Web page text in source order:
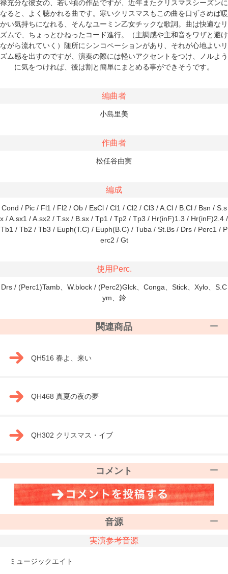
禄充分な彼女の、若い頃の作品ですが、近年またクリスマスシーズンに
なると、よく聴かれる曲です。寒いクリスマスもこの曲を口ずさめば暖
かい気持ちになれる、そんなユーミン乙女チックな歌詞。曲は快適なリ
ズムで、ちょっとひねったコード進行。（主調感や主和音をワザと避け
ながら流れていく）随所にシンコペーションがあり、それが心地よいリ
ズム感を出すのですが、演奏の際には軽いアクセントをつけ、ノルよう
に気をつければ、後は割と簡単にまとめる事ができそうです。
編曲者
小島里美
作曲者
松任谷由実
編成
Cond / Pic / Fl1 / Fl2 / Ob / EsCl / Cl1 / Cl2 / Cl3 / A.Cl / B.Cl / Bsn / S.s
x / A.sx1 / A.sx2 / T.sx / B.sx / Tp1 / Tp2 / Tp3 / Hr(inF)1.3 / Hr(inF)2.4 /
Tb1 / Tb2 / Tb3 / Euph(T.C) / Euph(B.C) / Tuba / St.Bs / Drs / Perc1 / P
erc2 / Gt
使用Perc.
Drs / (Perc1)Tamb、W.block / (Perc2)Glck、Conga、Stick、Xylo、S.C
ym、鈴
関連商品
QH516 春よ、来い
QH468 真夏の夜の夢
QH302 クリスマス・イブ
コメント
音源
実演参考音源
ミュージックエイト